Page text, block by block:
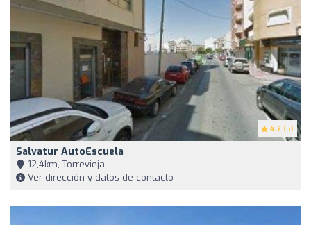
4.2 (5)
Salvatur AutoEscuela
12,4km, Torrevieja
Ver dirección y datos de contacto